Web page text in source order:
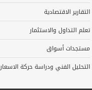
التقارير الاقتصادية
تعلم التداول والاستثمار
مستجدات أسواق
التحليل الفني ودراسة حركة الاسعار